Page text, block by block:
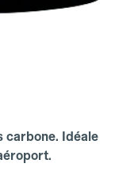
carbone. Idéale